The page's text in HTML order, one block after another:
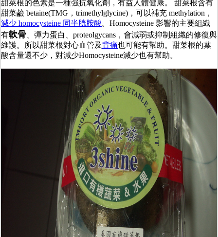
甜菜根的色素是一種強抗氧化劑，有益人體健康。 甜菜根含有
甜菜鹼 betaine(TMG，trimethylglycine)，可以補充 methylation，
減少 homocysteine 同半胱胺酸。Homocysteine 影響的主要組織
有軟骨、彈力蛋白、proteolgycans，會減弱或抑制組織的修復與
維護。所以甜菜根對心血管及背痛也可能有幫助。甜菜根的葉
酸含量還不少，對減少Homocysteine減少也有幫助。